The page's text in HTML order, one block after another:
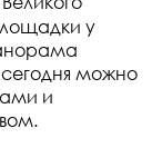
у
можно
и